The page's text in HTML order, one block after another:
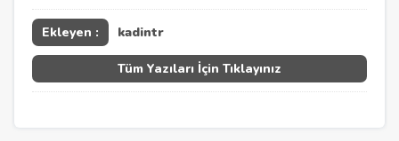
Ekleyen : kadintr
Tüm Yazıları İçin Tıklayınız